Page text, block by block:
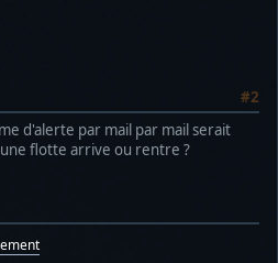
#2
d'alerte par mail par mail serait
flotte arrive ou rentre ?